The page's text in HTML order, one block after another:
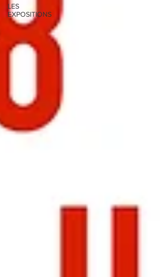
LES
EXPOSITIONS